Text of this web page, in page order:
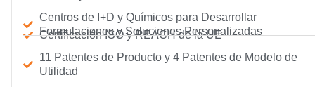
Centros de I+D y Químicos para Desarrollar
Formulaciones y Soluciones Personalizadas
Certificación ISO y REACH de la UE
11 Patentes de Producto y 4 Patentes de Modelo de
Utilidad